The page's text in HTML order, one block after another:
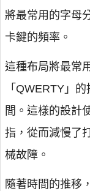
將最常用的字母
卡鍵的頻率。
這種布局將最常
「QWERTY」
間。這樣的設計
指，從而減慢了
械故障。
隨著時間的推移